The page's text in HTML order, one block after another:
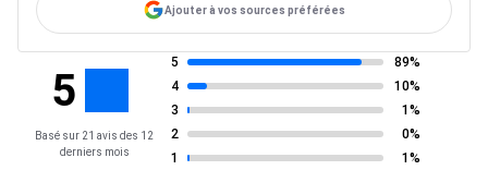
Ajouter à vos sources préférées
5
Basé sur 21 avis des 12
derniers mois
5
89%
4
10%
3
1%
2
0%
1
1%